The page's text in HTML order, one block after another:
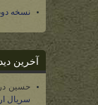
نسخه
آخرین
حسین در
سریال